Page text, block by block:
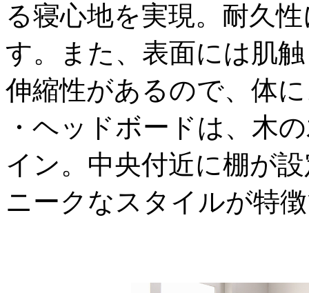
る寝心地を実現。耐久
す。また、表面には肌
伸縮性があるので、体
・ヘッドボードは、木
イン。中央付近に棚が
ニークなスタイルが特